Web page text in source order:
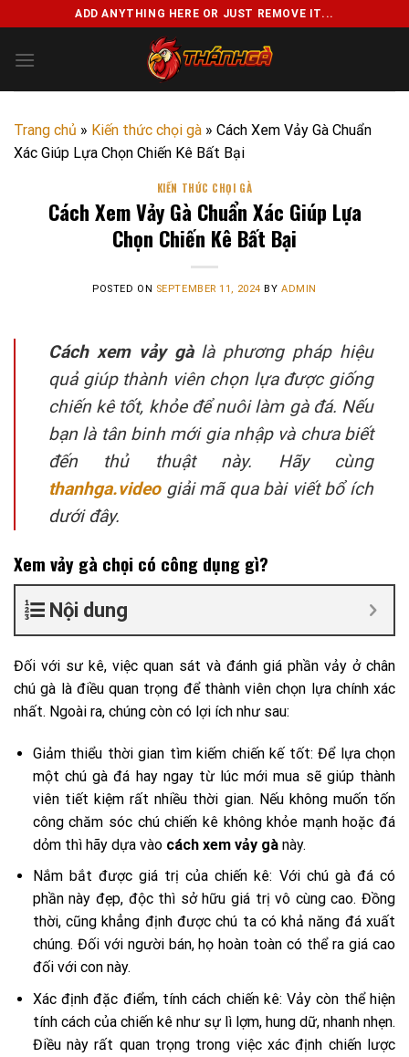
to
content
ADD ANYTHING HERE OR JUST REMOVE IT...
Trang chủ » Kiến thức chọi gà » Cách Xem Vảy Gà Chuẩn
Xác Giúp Lựa Chọn Chiến Kê Bất Bại
KIẾN THỨC CHỌI GÀ
Cách Xem Vảy Gà Chuẩn Xác Giúp Lựa
Chọn Chiến Kê Bất Bại
POSTED ON SEPTEMBER 11, 2024 BYADMIN
Cách xem vảy gà là phương pháp hiệu
quả giúp thành viên chọn lựa được giống
chiến kê tốt, khỏe để nuôi làm gà đá. Nếu
bạn là tân binh mới gia nhập và chưa biết
đến thủ thuật này. Hãy cùng
thanhga.videogiải mã qua bài viết bổ ích
dưới đây.
Xem vảy gà chọi có công dụng gì?
Nội dung
Đối với sư kê, việc quan sát và đánh giá phần vảy ở chân
chú gà là điều quan trọng để thành viên chọn lựa chính xác
nhất. Ngoài ra, chúng còn có lợi ích như sau:
Giảm thiểu thời gian tìm kiếm chiến kế tốt: Để lựa chọn
một chú gà đá hay ngay từ lúc mới mua sẽ giúp thành
viên tiết kiệm rất nhiều thời gian. Nếu không muốn tốn
công chăm sóc chú chiến kê không khỏe mạnh hoặc đá
dỏm thì hãy dựa vào cách xem vảy gànày.
Nắm bắt được giá trị của chiến kê: Với chú gà đá có
phần này đẹp, độc thì sở hữu giá trị vô cùng cao. Đồng
thời, cũng khẳng định được chú ta có khả năng đá xuất
chúng. Đối với người bán, họ hoàn toàn có thể ra giá cao
đối với con này.
Xác định đặc điểm, tính cách chiến kê: Vảy còn thể hiện
tính cách của chiến kê như sự lì lợm, hung dữ, nhanh nhẹn.
Điều này rất quan trọng trong việc xác định chiến lược